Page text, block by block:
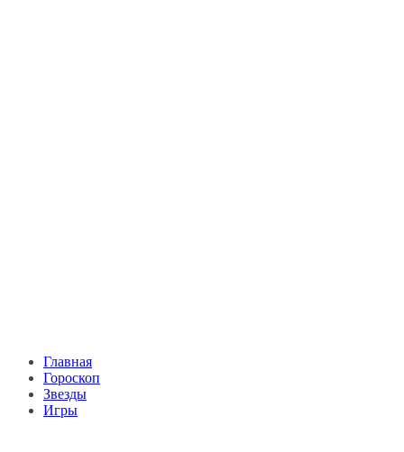
Главная
Гороскоп
Звезды
Игры